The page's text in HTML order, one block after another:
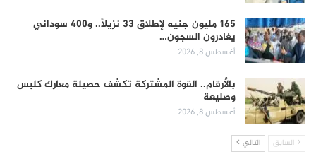
165 مليون جنيه لإطلاق 33 نزيلاً.. و400 سوداني
يغادرون السجون…
أغسطس 8, 2026
بالأرقام.. القوة المشتركة تكشف حصيلة معارك كلبس
وصليعة
أغسطس 8, 2026
السابق التالي